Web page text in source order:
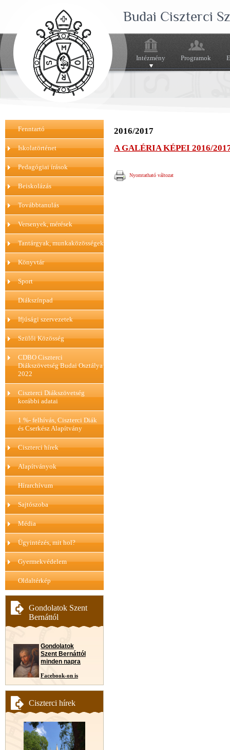
Budai Ciszterci
Intézmény Programok
Fenntartó
Iskolatörténet
Pedagógiai írások
Beiskolázás
Továbbtanulás
Versenyek, mérések
Tantárgyak, munkaközösségek
Könyvtár
Sport
Diákszínpad
Ifjúsági szervezetek
Szülői Közösség
CDBO Ciszterci
Diákszövetség Budai Osztálya
2022
Ciszterci Diákszövetség
korábbi adatai
1 %- felhívás, Ciszterci Diák
és Cserkész Alapítvány
Ciszterci hírek
Alapítványok
Hírarchívum
Sajtószoba
Média
Ügyintézés, mit hol?
Gyermekvédelem
Oldaltérkép
Gondolatok Szent
Bernáttól
Gondolatok
Szent Bernáttól
minden napra
Facebook-on is
Ciszterci hírek
2016/2017
A GALÉRIA KÉPEI 2016/
Nyomtatható változat